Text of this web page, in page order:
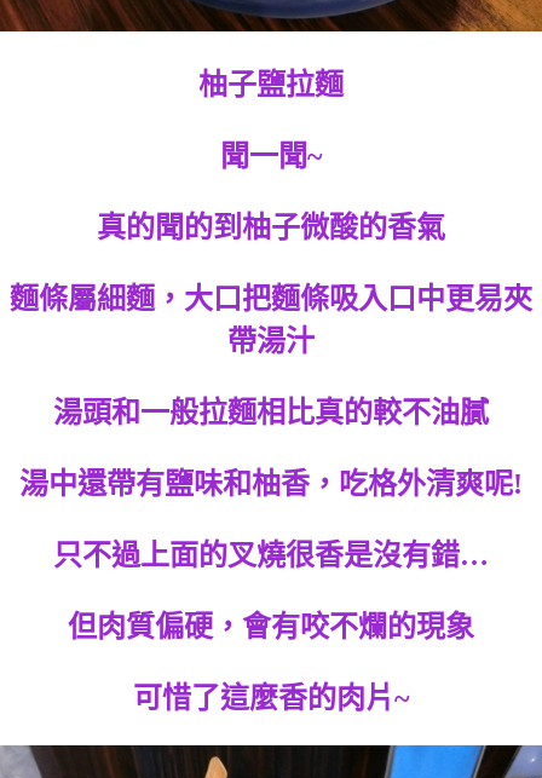
柚子鹽拉麵
聞一聞~
真的聞的到柚子微酸的香氣
麵條屬細麵，大口把麵條吸入口中更易夾
帶湯汁
湯頭和一般拉麵相比真的較不油膩
湯中還帶有鹽味和柚香，吃格外清爽呢!
只不過上面的叉燒很香是沒有錯…
但肉質偏硬，會有咬不爛的現象
可惜了這麼香的肉片~